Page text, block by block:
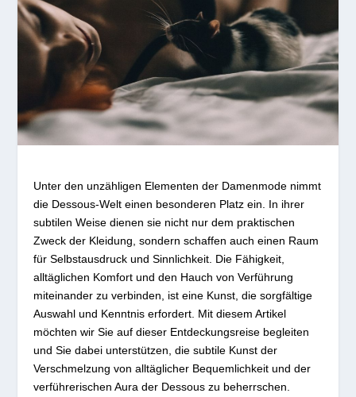
Unter den unzähligen Elementen der Damenmode nimmt
die Dessous-Welt einen besonderen Platz ein. In ihrer
subtilen Weise dienen sie nicht nur dem praktischen
Zweck der Kleidung, sondern schaffen auch einen Raum
für Selbstausdruck und Sinnlichkeit. Die Fähigkeit,
alltäglichen Komfort und den Hauch von Verführung
miteinander zu verbinden, ist eine Kunst, die sorgfältige
Auswahl und Kenntnis erfordert. Mit diesem Artikel
möchten wir Sie auf dieser Entdeckungsreise begleiten
und Sie dabei unterstützen, die subtile Kunst der
Verschmelzung von alltäglicher Bequemlichkeit und der
verführerischen Aura der Dessous zu beherrschen.